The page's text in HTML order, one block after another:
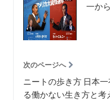
一か
次のページへ
ニートの歩き方 日本
る働かない生き方と考